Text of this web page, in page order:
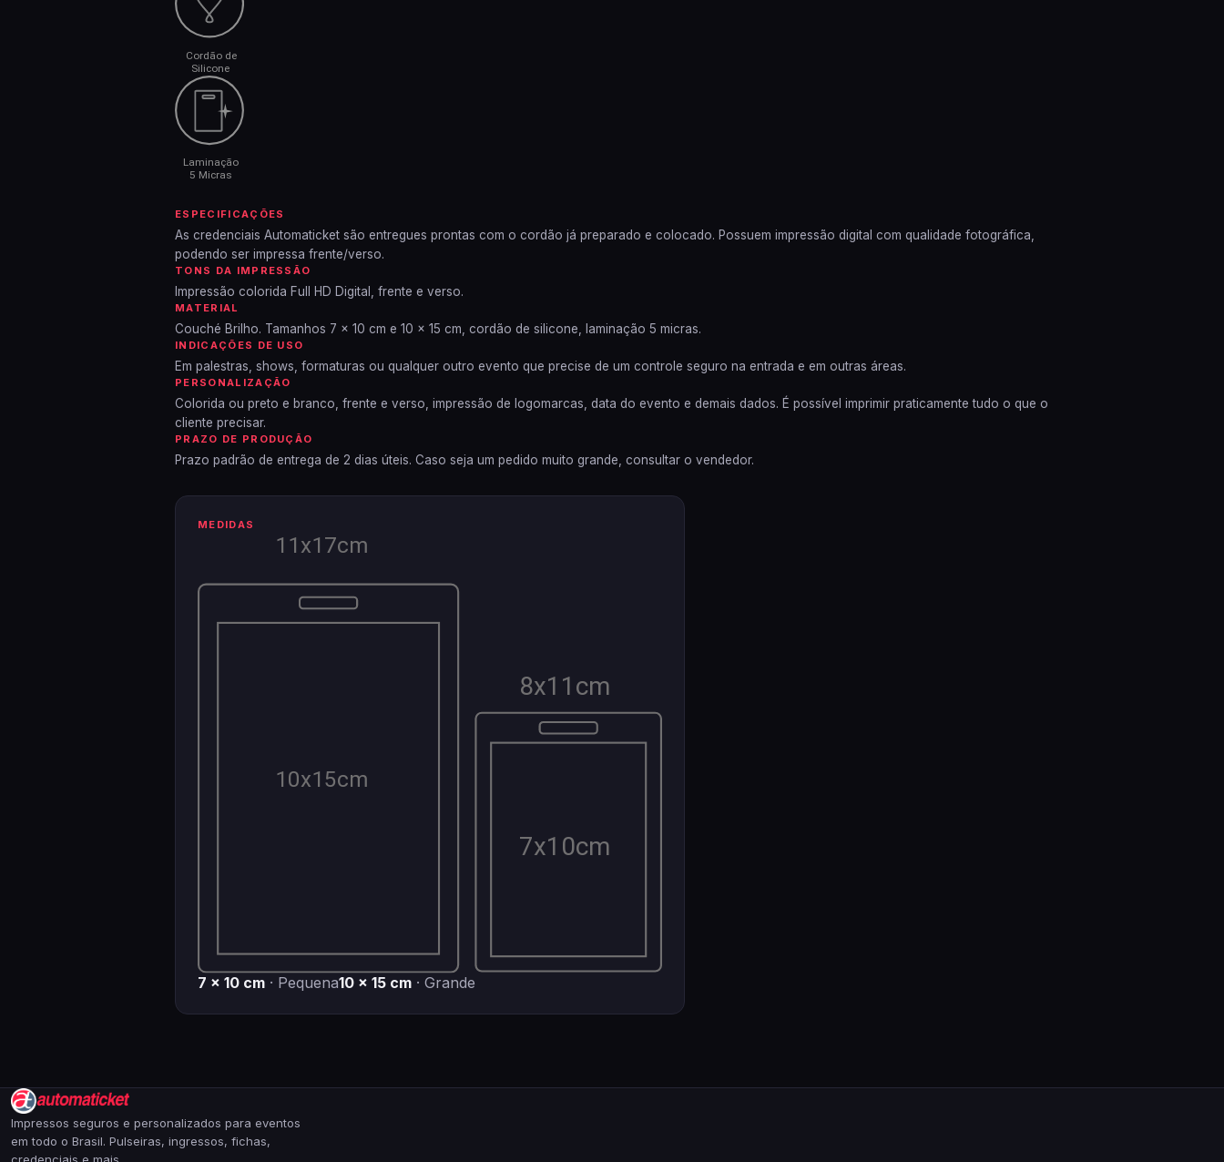
ESPECIFICAÇÕES
As credenciais Automaticket são entregues prontas com o cordão já preparado e colocado. Possuem impressão digital com qualidade fotográfica,
podendo ser impressa frente/verso.
TONS DA IMPRESSÃO
Impressão colorida Full HD Digital, frente e verso.
MATERIAL
Couché Brilho. Tamanhos 7 × 10 cm e 10 × 15 cm, cordão de silicone, laminação 5 micras.
INDICAÇÕES DE USO
Em palestras, shows, formaturas ou qualquer outro evento que precise de um controle seguro na entrada e em outras áreas.
PERSONALIZAÇÃO
Colorida ou preto e branco, frente e verso, impressão de logomarcas, data do evento e demais dados. É possível imprimir praticamente tudo o que o
cliente precisar.
PRAZO DE PRODUÇÃO
Prazo padrão de entrega de 2 dias úteis. Caso seja um pedido muito grande, consultar o vendedor.
MEDIDAS
7 × 10 cm · Pequena10 × 15 cm · Grande
Impressos seguros e personalizados para eventos
em todo o Brasil. Pulseiras, ingressos, fichas,